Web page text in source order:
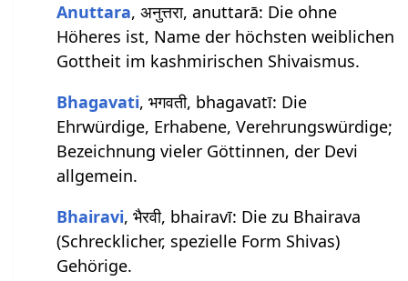
Anuttara, अनुत्तरा, anuttarā: Die ohne
Höheres ist, Name der höchsten weiblichen
Gottheit im kashmirischen Shivaismus.
Bhagavati, भगवती, bhagavatī: Die
Ehrwürdige, Erhabene, Verehrungswürdige;
Bezeichnung vieler Göttinnen, der Devi
allgemein.
Bhairavi, भैरवी, bhairavī: Die zu Bhairava
(Schrecklicher, spezielle Form Shivas)
Gehörige.